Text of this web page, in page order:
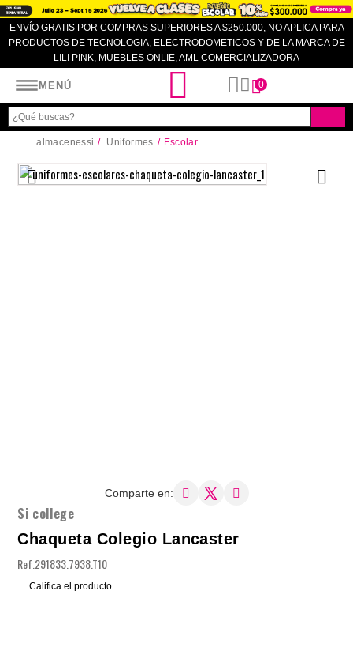
ENVÍO GRATIS POR COMPRAS SUPERIORES A $250.000, NO APLICA PARA
PRODUCTOS DE TECNOLOGIA, ELECTRODOMETICOS Y DE LA MARCA DE
LILI PINK, MUEBLES ONLIE, AML COMERCIALIZADORA
MENÚ
Almacenes SI
0
almacenessi Uniformes Escolar
Comparte en:
Si college
Chaqueta Colegio Lancaster
Ref. 291833.7938.T10
Califica el producto